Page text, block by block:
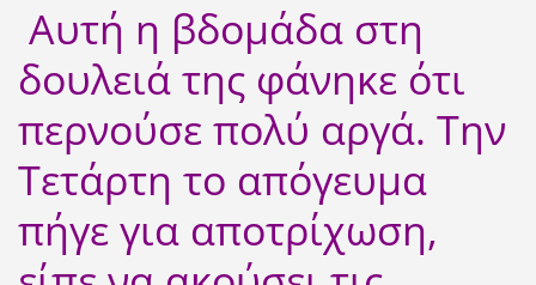
Αυτή η βδομάδα στη
δουλειά της φάνηκε ότι
περνούσε πολύ αργά. Την
Τετάρτη το απόγευμα
πήγε για αποτρίχωση,